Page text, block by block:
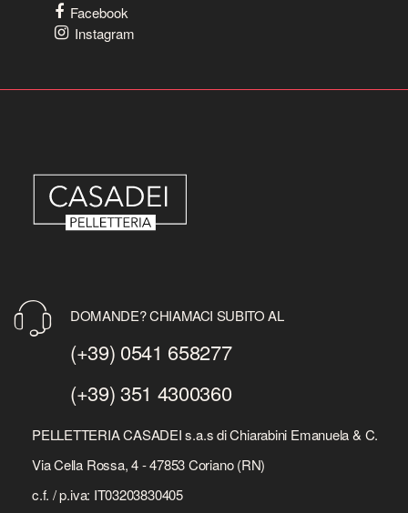
Facebook
Instagram
DOMANDE? CHIAMACI SUBITO AL
(+39) 0541 658277
(+39) 351 4300360
PELLETTERIA CASADEI s.a.s di Chiarabini Emanuela & C.
Via Cella Rossa, 4 - 47853 Coriano (RN)
c.f. / p.iva: IT03203830405